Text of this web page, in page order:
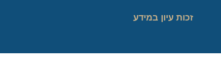
זכות עיון במידע